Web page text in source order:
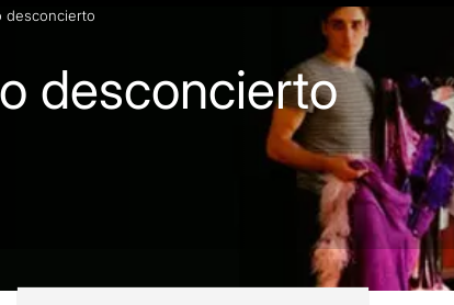
desconcierto
desconcierto